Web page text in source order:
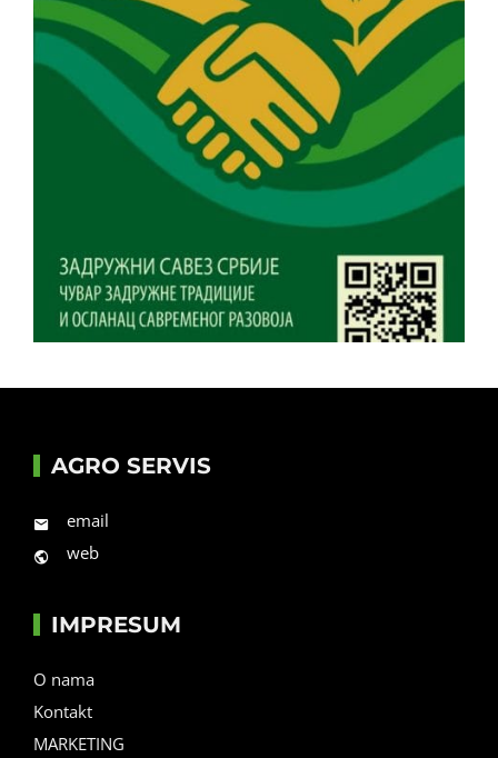
AGRO SERVIS
email
web
IMPRESUM
O nama
Kontakt
MARKETING